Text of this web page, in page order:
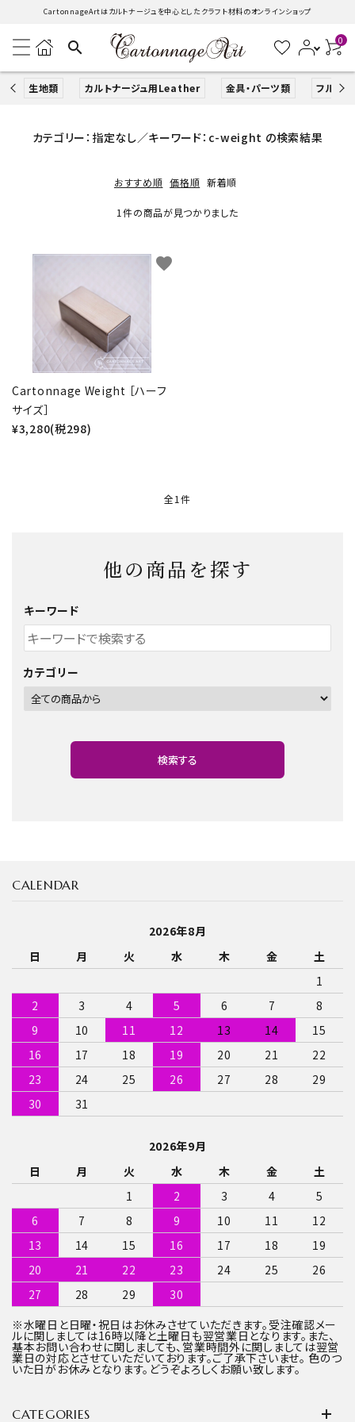
CartonnageArtはカルトナージュを中心としたクラフト材料のオンラインショップ
search 0
生地類 カルトナージュ用Leather 金具・パーツ類 フルキッ
search
ACCOUNT MENU
カルトナージュLeather用
金具・パーツ類
フルキット
コンテンツ
グループ
ガイドライン
カテゴリー：指定なし／キーワード：c-weight の検索結果
おすすめ順 価格順 新着順
1件の商品が見つかりました
Cartonnage Weight ［ハーフ
サイズ］
¥3,280(税298)
favorite
全1件
他の商品を探す
キーワード
カテゴリー
検索する
キーワード
カテゴリー
検索する
CATEGORIES
CALENDAR
2026年8月
日
月 火 水 木 金
土
1
2
3 4 5 6 7
8
9
10 11 12 13 14
15
16
17 18 19 20 21
22
23
24 25 26 27 28
29
30
31
2026年9月
日
月 火 水 木 金
土
1
2 3 4
5
6
7 8 9 10 11
12
13
14 15 16 17 18
19
20
21 22 23 24 25
26
27
28 29
30
※水曜日と日曜・祝日はお休みさせていただきます。受注確認メー
ルに関しましては16時以降と土曜日も翌営業日となります。また、
基本お問い合わせに関しましても、営業時間外に関しましては翌営
業日の対応とさせていただいております。ご了承下さいませ。 色のつ
いた日がお休みとなります。どうぞよろしくお願い致します。